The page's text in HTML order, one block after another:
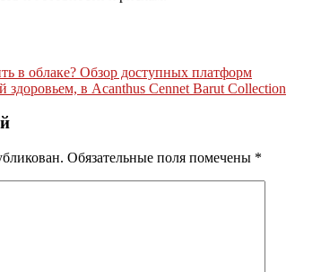
в облаке? Обзор доступных платформ
в Acanthus Cennet Barut Collection
Обязательные поля помечены *